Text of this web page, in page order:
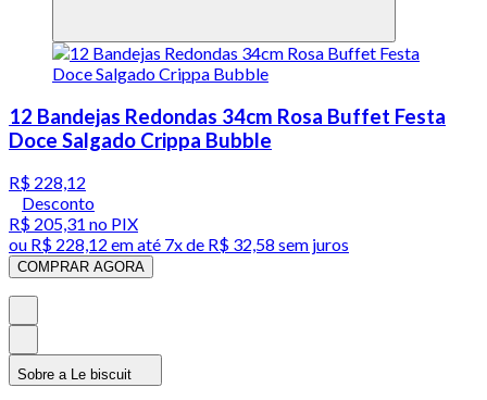
12 Bandejas Redondas 34cm Rosa Buffet Festa
Doce Salgado Crippa Bubble
R$ 228,12
Desconto
R$ 205,31 no PIX
ou R$ 228,12 em até 7x de R$ 32,58 sem juros
COMPRAR AGORA
Sobre a Le biscuit